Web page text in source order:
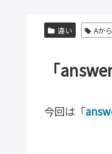
違い Aか
「
今回は「